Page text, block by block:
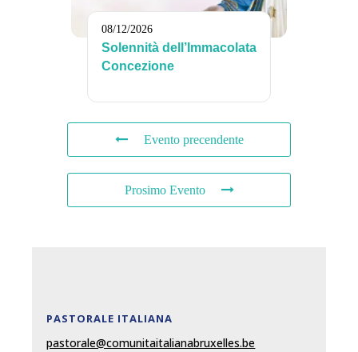
08/12/2026
Solennità dell’Immacolata
Concezione
Evento precendente
Prosimo Evento
PASTORALE ITALIANA
pastorale@comunitaitalianabruxelles.be